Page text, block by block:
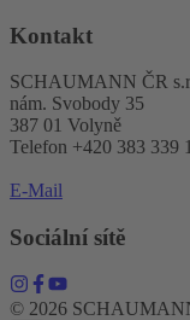
Kontakt
SCHAUMANN ČR
nám. Svobody 35
387 01 Volyně
Telefon +420 383 339
E-Mail
Sociální sítě
© 2026